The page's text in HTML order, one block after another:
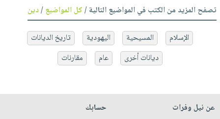
تصفح المزيد من الكتب في المواضيع التالية /كل المواضيع/دين
الإسلام المسيحية اليهودية
تاريخ الديانات
ديانات أخرى
عام مقارنات
عن نيل وفرات
حسابك